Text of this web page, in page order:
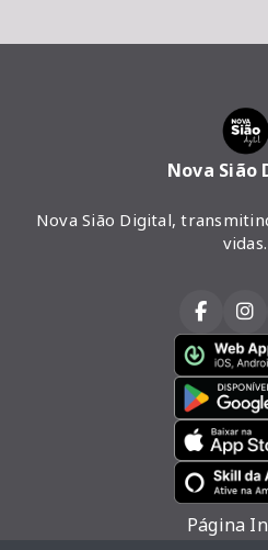
Nova Sião
Nova Sião Digital,
vidas.
Página